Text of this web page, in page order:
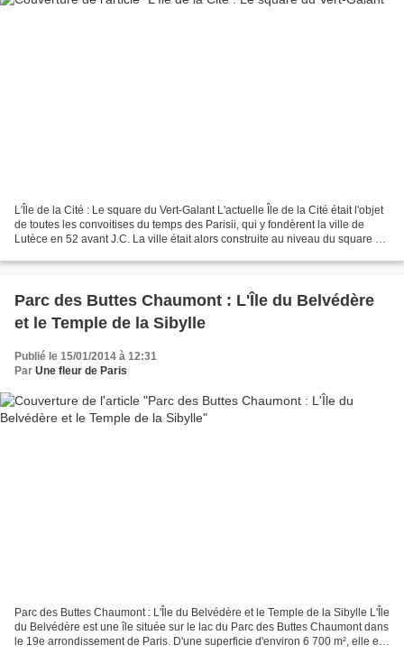
L'Île de la Cité : Le square du Vert-Galant L'actuelle Île de la Cité était l'objet
de toutes les convoitises du temps des Parisii, qui y fondèrent la ville de
Lutèce en 52 avant J.C. La ville était alors construite au niveau du square du
Parc des Buttes Chaumont : L'Île du Belvédère
et le Temple de la Sibylle
Publié le 15/01/2014 à 12:31
Par Une fleur de Paris
Parc des Buttes Chaumont : L'Île du Belvédère et le Temple de la Sibylle L'Île
du Belvédère est une île située sur le lac du Parc des Buttes Chaumont dans
le 19e arrondissement de Paris. D'une superficie d'environ 6 700 m², elle est